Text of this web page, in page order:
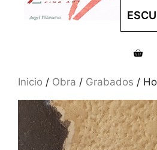
Inicio / Obra / Grabados /